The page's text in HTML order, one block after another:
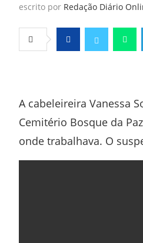
escrito por Redação Diário
A cabeleireira Vanessa
Cemitério Bosque da
onde trabalhava. O